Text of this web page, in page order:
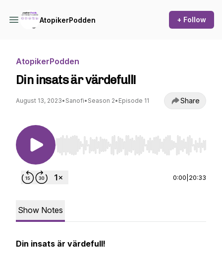
AtopikerPodden + Follow
AtopikerPodden
Din insats är värdefull!
August 13, 2023• Sanofi• Season 2• Episode 11 Share
Use Left/Right to seek, Home/End to jump to
0:00 20:33
Show Notes
Din insats är värdefull!